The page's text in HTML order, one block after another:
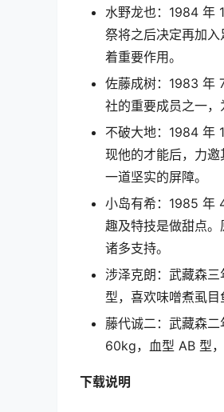
水野龙也：1984 年
祭将之后决定再加
着重要作用。
佐藤成树：1983 年
社的重要成员之一，
不破大地：1984 年
现他的才能后，力
一道坚实的屏障。
小岛有希：1985 年
趣及特技是做甜点
诸多支持。
涉泽克朗：武藏森
型，喜欢味噌煮虱
藤代诚二：武藏森
60kg，血型 AB 型
下载说明